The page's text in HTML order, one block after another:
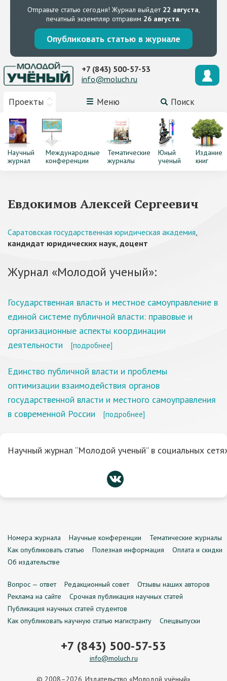
Отправьте статью сегодня! Журнал выйдет 22 августа,
печатный экземпляр отправим 26 августа.
Опубликовать статью в журнале
Проекты Меню Поиск
+7 (843) 500-57-53
info@moluch.ru
Научный
журнал
Международные
конференции
Тематические
журналы
Юный
ученый
Издание
книг
Евдокимов Алексей Сергеевич
Саратовская государственная юридическая академия,
кандидат юридических наук, доцент
Журнал «Молодой ученый»:
Государственная власть и местное самоуправление в
единой системе публичной власти: правовые и
организационные аспекты координации
деятельности
[подробнее]
Единство публичной власти и проблемы
оптимизации взаимодействия органов
государственной власти и местного самоуправления
в современной России
[подробнее]
Научный журнал “Молодой ученый” в социальных
Номера журнала Научные конференции
Тематические журналы
Как опубликовать статью
Полезная информация
Оплата и скидки
Об издательстве
Вопрос — ответ Редакционный совет
Отзывы наших авторов
Реклама на сайте
Срочная публикация научных статей
Публикация научных статей студентов
Как опубликовать научную статью магистранту
Спецвыпуски
+7 (843) 500-57-53
info@moluch.ru
© 2008–2026, Издательство «Молодой учёный»